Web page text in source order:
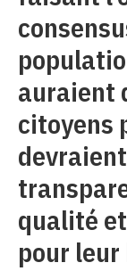
auraient
citoyens
qualité
pour